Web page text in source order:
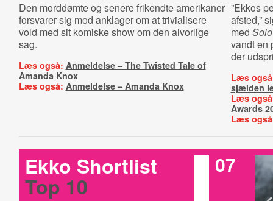
Den morddømte og senere frikendte amerikaner
forsvarer sig mod anklager om at trivialisere
vold med sit komiske show om den alvorlige
sag.
Læs også: Anmeldelse – The Twisted Tale of
Amanda Knox
Læs også: Anmeldelse – Amanda Knox
”Ekkos
afsted,”
med
vandt en
der
Læs
sjælden
Læs
Awards
Læs
Ekko Shortlist
Top 10
07